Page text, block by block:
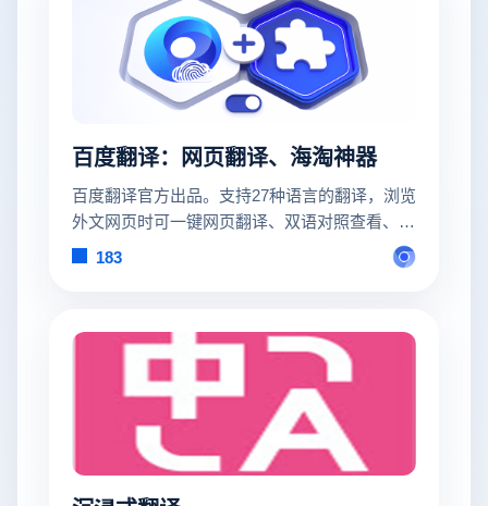
百度翻译：网页翻译、海淘神器
百度翻译官方出品。支持27种语言的翻译，浏览
外文网页时可一键网页翻译、双语对照查看、查
询单词结果等。特别针对20+家海淘网站进行过
183